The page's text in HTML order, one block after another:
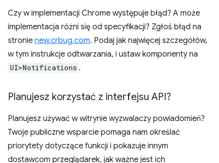
Czy w implementacji Chrome występuje błąd? A może
implementacja różni się od specyfikacji? Zgłoś błąd na
stronie new.crbug.com. Podaj jak najwięcej szczegółów,
w tym instrukcje odtwarzania, i ustaw komponenty na
UI>Notifications .
Planujesz korzystać z interfejsu API?
Planujesz używać w witrynie wyzwalaczy powiadomień?
Twoje publiczne wsparcie pomaga nam określać
priorytety dotyczące funkcji i pokazuje innym
dostawcom przeglądarek, jak ważne jest ich